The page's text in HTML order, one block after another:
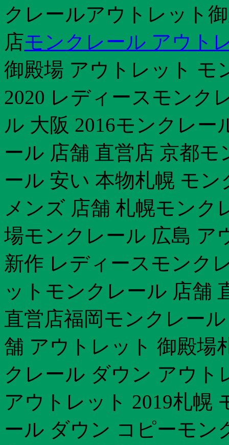
クレールアウトレット
店モンクレール アウト
御殿場 アウトレット モ
2020 レディースモンク
ル 大阪 2016モンクレ
ール 店舗 直営店 京都
ール 安い 本物札幌 モ
メンズ 店舗 札幌モンク
場モンクレール 広島 ア
新作 レディースモンク
ットモンクレール 店舗
直営店福岡モンクレー
舗 アウトレット 御殿場
クレール ダウン アウト
アウトレット 2019札幌
ール ダウン コピーモン